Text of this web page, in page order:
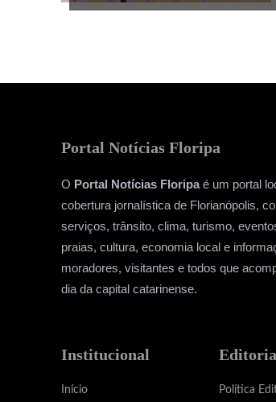
Portal Notícias Floripa
O Portal Notícias Floripaé um portal
cobertura jornalística de Florianópolis,
serviços, trânsito, clima, turismo,
praias, cultura, economia local e
moradores, visitantes e todos que
dia da capital catarinense.
Institucional
Início Política